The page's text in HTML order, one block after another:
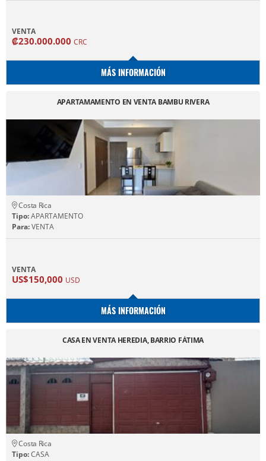
VENTA
₡230.000.000 CRC
MÁS INFORMACIÓN
APARTAMAMENTO EN VENTA BAMBU RIVERA
Costa Rica
Tipo:APARTAMENTO
Para:VENTA
VENTA
US$150,000 USD
MÁS INFORMACIÓN
CASA EN VENTA HEREDIA, BARRIO FÁTIMA
Costa Rica
Tipo:CASA